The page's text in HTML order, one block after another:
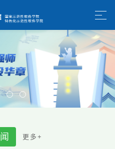
闻 更 多 +